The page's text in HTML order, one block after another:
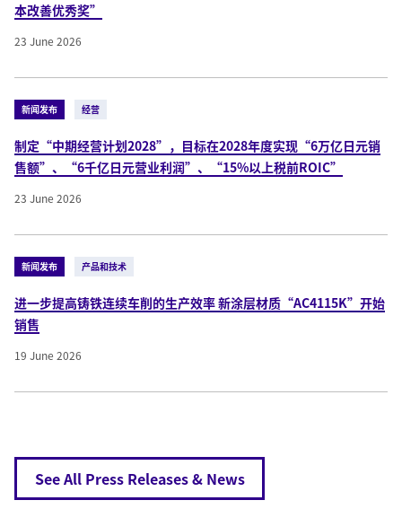
本改善优秀奖”
23 June 2026
新闻发布 经营
制定“中期经营计划2028”，目标在2028年度实现“6万亿日元销
售额”、“6千亿日元营业利润”、“15%以上税前ROIC”
23 June 2026
新闻发布 产品和技术
进一步提高铸铁连续车削的生产效率 新涂层材质“AC4115K”开始
销售
19 June 2026
See All Press Releases & News